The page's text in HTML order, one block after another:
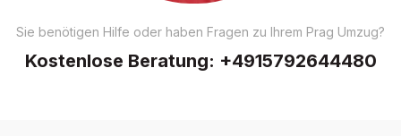
Sie benötigen Hilfe oder haben Fragen zu Ihrem Prag Umzug?
Kostenlose Beratung: +4915792644480